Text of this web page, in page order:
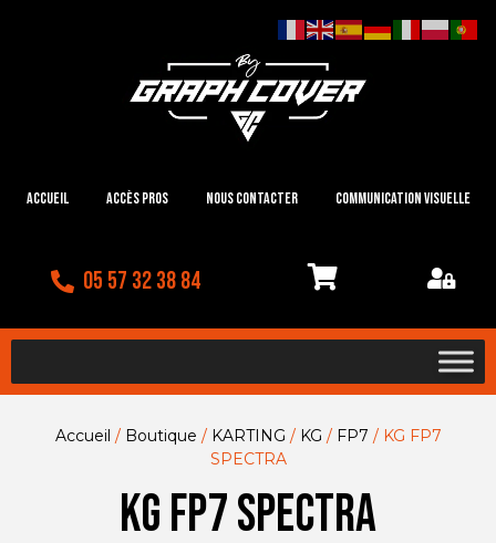
Accueil Accès Pros Nous contacter Communication visuelle
05 57 32 38 84
Accueil / Boutique / KARTING / KG / FP7 / KG FP7
SPECTRA
KG FP7 SPECTRA